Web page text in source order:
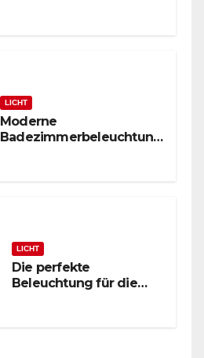
LICHT
Moderne
Badezimmerbeleuchtung
LICHT
Die perfekte
Beleuchtung für die